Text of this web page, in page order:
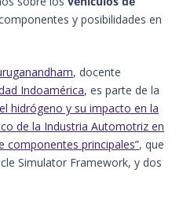
y posibilidades en
, docente
Indoamérica, es parte de la
hidrógeno y su impacto en la
de la Industria Automotriz en
componentes principales”, que
Simulator Framework, y dos